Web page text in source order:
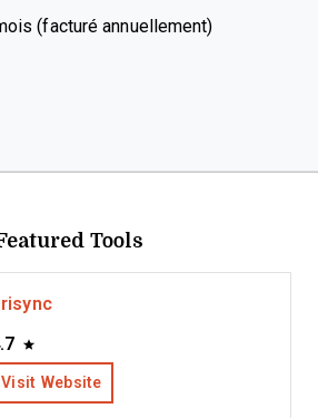
(facturé annuellement)
Tools
Visit Website